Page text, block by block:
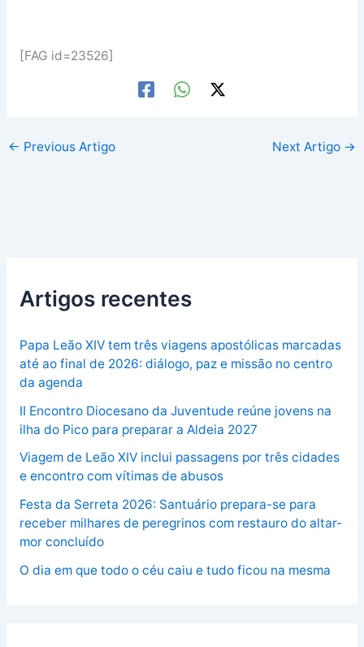
[FAG id=23526]
← Previous Artigo Next Artigo →
Artigos recentes
Papa Leão XIV tem três viagens apostólicas marcadas
até ao final de 2026: diálogo, paz e missão no centro
da agenda
II Encontro Diocesano da Juventude reúne jovens na
ilha do Pico para preparar a Aldeia 2027
Viagem de Leão XIV inclui passagens por três cidades
e encontro com vítimas de abusos
Festa da Serreta 2026: Santuário prepara-se para
receber milhares de peregrinos com restauro do altar-
mor concluído
O dia em que todo o céu caiu e tudo ficou na mesma